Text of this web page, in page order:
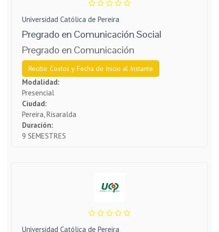
Universidad Católica de Pereira
Pregrado en Comunicación Social
Pregrado en Comunicación
Recibir Costos y Fecha de Inicio al Instante
Modalidad:
Presencial
Ciudad:
Pereira, Risaralda
Duración:
9 SEMESTRES
Universidad Católica de Pereira